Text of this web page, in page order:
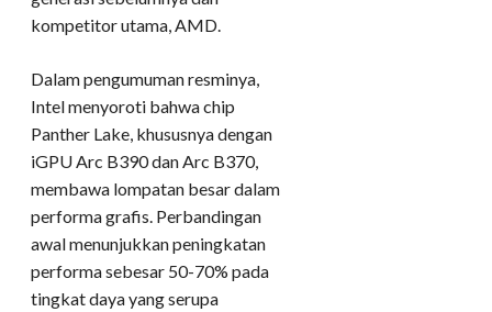
kompetitor utama, AMD.
Dalam pengumuman resminya,
Intel menyoroti bahwa chip
Panther Lake, khususnya dengan
iGPU Arc B390 dan Arc B370,
membawa lompatan besar dalam
performa grafis. Perbandingan
awal menunjukkan peningkatan
performa sebesar 50-70% pada
tingkat daya yang serupa